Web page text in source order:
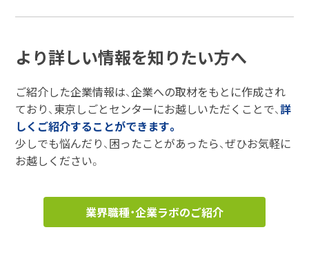
より詳しい情報を知りたい方へ
ご紹介した企業情報は、企業への取材をもとに作成され
ており、東京しごとセンターにお越しいただくことで、詳
しくご紹介することができます。
少しでも悩んだり、困ったことがあったら、ぜひお気軽に
お越しください。
業界職種・企業ラボのご紹介